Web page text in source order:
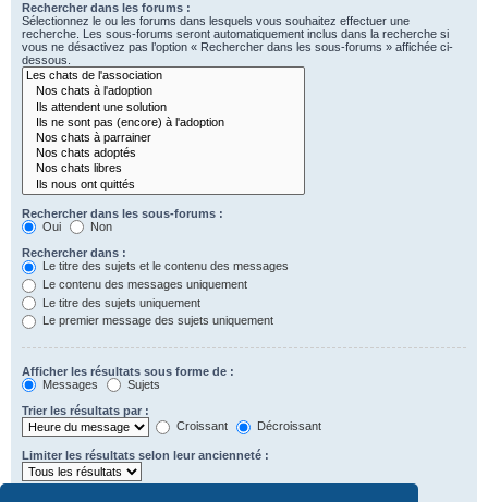
Rechercher dans les forums :
Sélectionnez le ou les forums dans lesquels vous souhaitez effectuer une
recherche. Les sous-forums seront automatiquement inclus dans la recherche si
vous ne désactivez pas l’option « Rechercher dans les sous-forums » affichée ci-
dessous.
Rechercher dans les sous-forums :
Oui
Non
Rechercher dans :
Le titre des sujets et le contenu des messages
Le contenu des messages uniquement
Le titre des sujets uniquement
Le premier message des sujets uniquement
Afficher les résultats sous forme de :
Messages
Sujets
Trier les résultats par :
Croissant
Décroissant
Limiter les résultats selon leur ancienneté :